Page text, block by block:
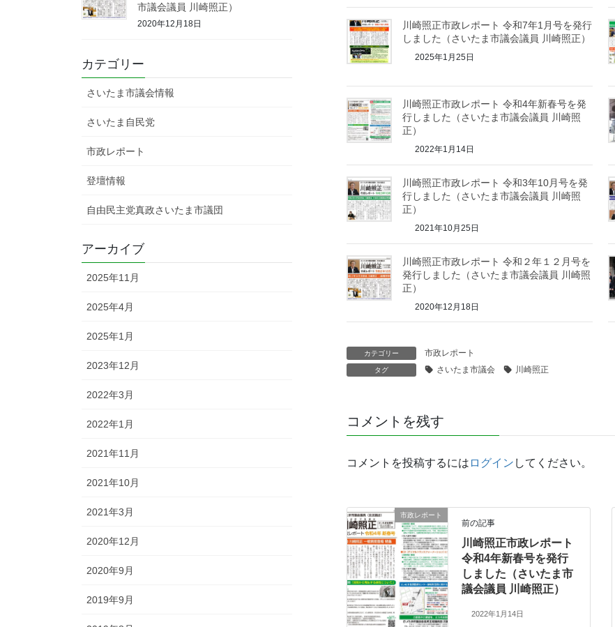
川崎照正市政レポート 令和7年1月号を発行
しました（さいたま市議会議員 川崎照正）
2025年1月25日
川崎照正市政レポート 令和4年新春号を発
行しました（さいたま市議会議員 川崎照
正）
2022年1月14日
川崎照正市政レポート 令和3年10月号を発
行しました（さいたま市議会議員 川崎照
正）
2021年10月25日
川崎照正市政レポート 令和２年１２月号を
発行しました（さいたま市議会議員 川崎照
正）
2020年12月18日
カテゴリー 市政レポート
タグ さいたま市議会 川崎照正
コメントを残す
コメントを投稿するには ログイン してください。
市政レポート
前の記事
川崎照正市政レポート
令和4年新春号を発行
しました（さいたま市
議会議員 川崎照正）
2022年1月14日
市議会議員 川崎照正）
2020年12月18日
カテゴリー
さいたま市議会情報
さいたま自民党
市政レポート
登壇情報
自由民主党真政さいたま市議団
アーカイブ
2025年11月
2025年4月
2025年1月
2023年12月
2022年3月
2022年1月
2021年11月
2021年10月
2021年3月
2020年12月
2020年9月
2019年9月